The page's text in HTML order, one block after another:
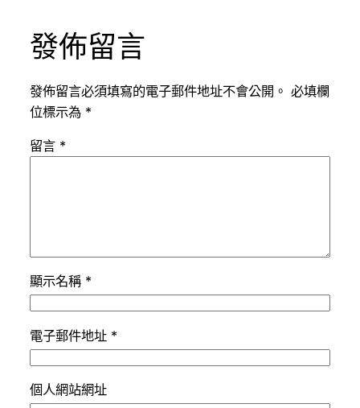
發佈留言
發佈留言必須填寫的電子郵件地址不會公開。 必填欄
位標示為 *
留言 *
顯示名稱 *
電子郵件地址 *
個人網站網址